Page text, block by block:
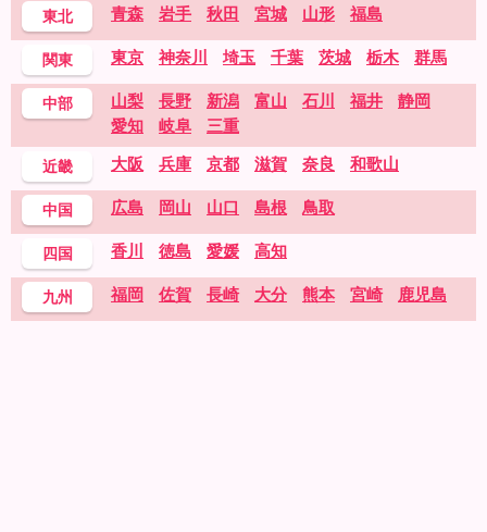
東北 青森 岩手 秋田 宮城 山形 福島
関東 東京 神奈川 埼玉 千葉 茨城 栃木 群馬
中部 山梨 長野 新潟 富山 石川 福井
静岡
愛知
岐阜 三重
近畿 大阪 兵庫 京都 滋賀 奈良 和歌山
中国 広島 岡山 山口 島根 鳥取
四国 香川 徳島 愛媛 高知
九州 福岡 佐賀 長崎 大分 熊本 宮崎 鹿児島